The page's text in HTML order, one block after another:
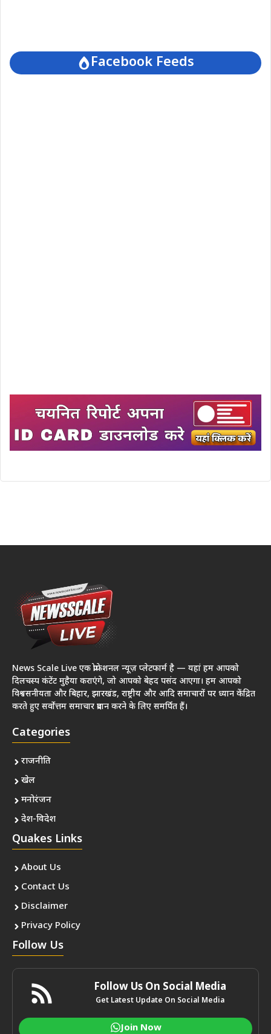
Facebook Feeds
News Scale Live एक प्रोफेशनल न्यूज़ प्लेटफार्म है — यहां हम आपको
दिलचस्प कंटेंट मुहैया कराएंगे, जो आपको बेहद पसंद आएगा। हम आपको
विश्वसनीयता और बिहार, झारखंड, राष्ट्रीय और आदि समाचारों पर ध्यान केंद्रित
करते हुए सर्वोत्तम समाचार प्रदान करने के लिए समर्पित हैं।
Categories
राजनीति
खेल
मनोरंजन
देश-विदेश
Quakes Links
About Us
Contact Us
Disclaimer
Privacy Policy
Follow Us
Follow Us On Social Media
Get Latest Update On Social Media
Join Now